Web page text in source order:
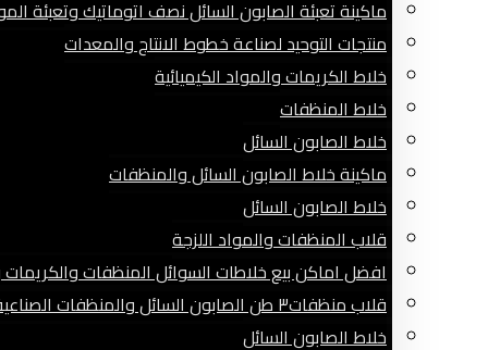
ماكينة تعبئة الصابون السائل نصف اتوماتيك وتعبئة
منتجات التوحيد لصناعة خطوط الانتاج والمعدات
خلاط الكريمات والمواد الكيميائية
خلاط المنظفات
خلاط الصابون السائل
ماكينة خلاط الصابون السائل والمنظفات
خلاط الصابون السائل
قلاب المنظفات والمواد اللزجة
افضل اماكن بيع خلاطات السوائل المنظفات والكريمات
قلاب منظفات٣ طن الصابون السائل والمنظفات الصناعية
خلاط الصابون السائل